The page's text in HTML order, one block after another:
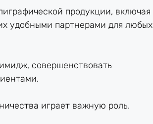
продукции, включая
удобными партнерами для любых
совершенствовать
играет важную роль.